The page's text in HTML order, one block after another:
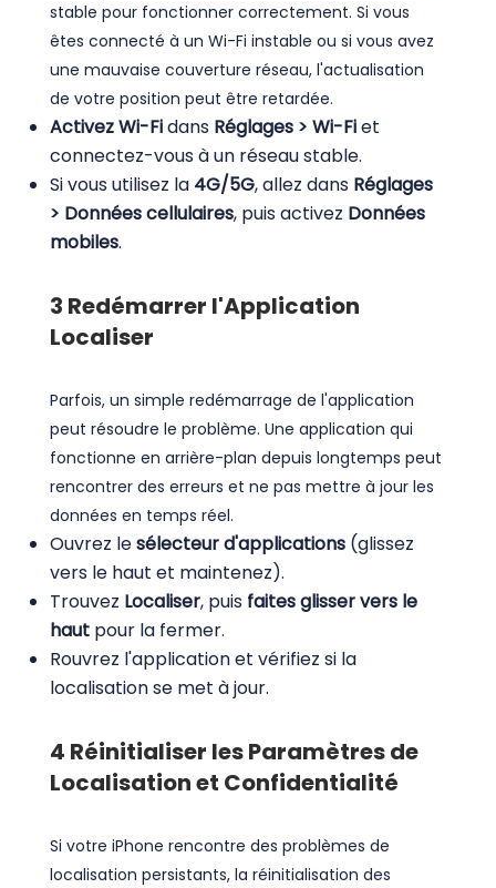
stable pour fonctionner correctement. Si vous
êtes connecté à un Wi-Fi instable ou si vous avez
une mauvaise couverture réseau, l'actualisation
de votre position peut être retardée.
Activez Wi-Fidans Réglages > Wi-Fiet
connectez-vous à un réseau stable.
Si vous utilisez la 4G/5G, allez dans Réglages
> Données cellulaires, puis activez Données
mobiles.
3 Redémarrer l'Application
Localiser
Parfois, un simple redémarrage de l'application
peut résoudre le problème. Une application qui
fonctionne en arrière-plan depuis longtemps peut
rencontrer des erreurs et ne pas mettre à jour les
données en temps réel.
Ouvrez lesélecteur d'applications (glissez
vers le haut et maintenez).
Trouvez Localiser, puis faites glisser vers le
haut pour la fermer.
Rouvrez l'application et vérifiez si la
localisation se met à jour.
4 Réinitialiser les Paramètres de
Localisation et Confidentialité
Si votre iPhone rencontre des problèmes de
localisation persistants, la réinitialisation des